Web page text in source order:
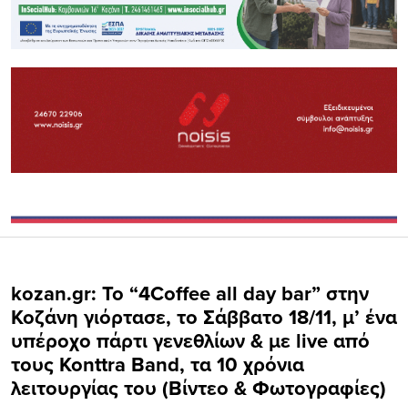
kozan.gr: Το “4Coffee all day bar” στην
Κοζάνη γιόρτασε, το Σάββατο 18/11, μ’ ένα
υπέροχο πάρτι γενεθλίων & με live από
τους Konttra Band, τα 10 χρόνια
λειτουργίας του (Bίντεο & Φωτογραφίες)